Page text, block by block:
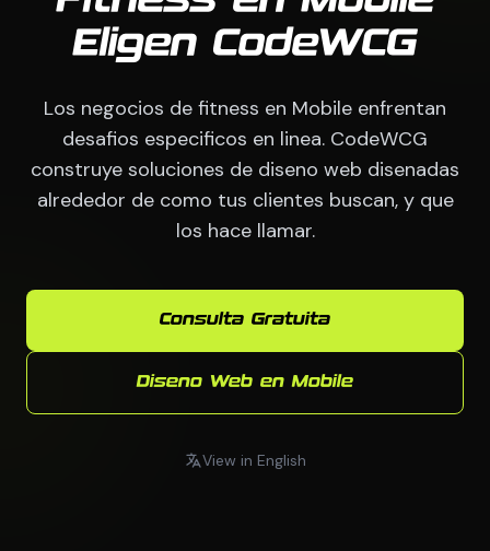
Eligen CodeWCG
Los negocios de fitness en Mobile enfrentan
desafios especificos en linea. CodeWCG
construye soluciones de diseno web disenadas
alrededor de como tus clientes buscan, y que
los hace llamar.
Consulta Gratuita
Diseno Web en Mobile
View in English